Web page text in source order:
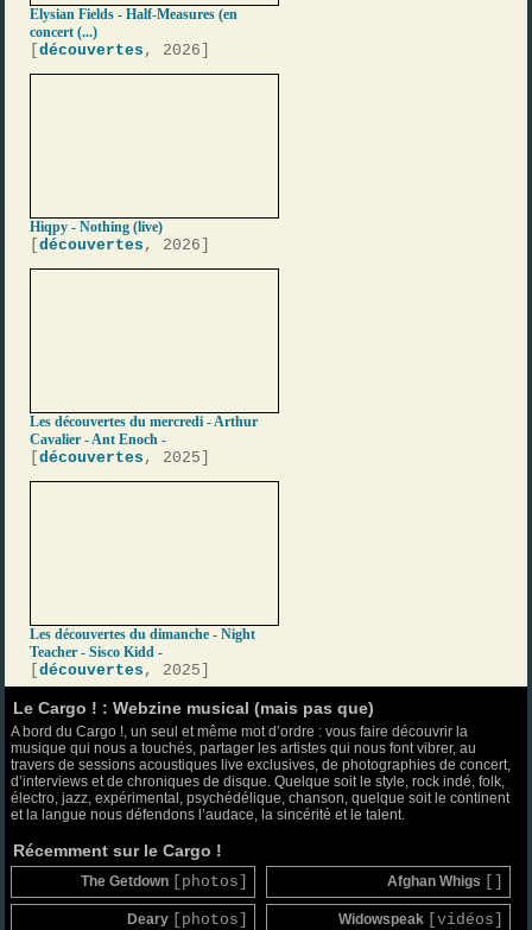
Elysian Fields - Half-Measures (en
concert (...)
[découvertes , 2026]
Hiqpy - Nothing (live)
[découvertes , 2026]
Les découvertes du mercredi - Arthur
Cavalier - Ant Enoch -
[découvertes , 2025]
Les découvertes du dimanche - Night
Teacher - Sisco Kidd -
[découvertes , 2025]
Le Cargo ! : Webzine musical (mais pas que)
A bord du Cargo !, un seul et même mot d’ordre : vous faire découvrir la
musique qui nous a touchés, partager les artistes qui nous font vibrer, au
travers de sessions acoustiques live exclusives, de photographies de concert,
d’interviews et de chroniques de disque. Quelque soit le style, rock indé, folk,
électro, jazz, expérimental, psychédélique, chanson, quelque soit le continent
et la langue nous défendons l’audace, la sincérité et le talent.
Récemment sur le Cargo !
The Getdown [photos] Afghan Whigs
Deary [photos] Widowspeak [vidéos]